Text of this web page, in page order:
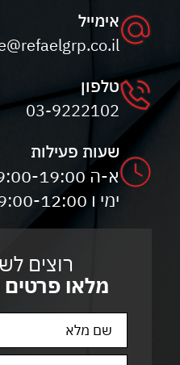
אימייל
טלפון
03-9222102
שעות פעילות
א-ה 09:00-19:00
ימי ו 09:00-12:00
רוצים
מלאו פרטים